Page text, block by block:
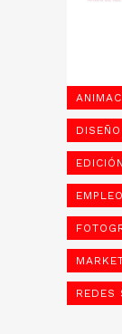
EMPLEO
REDES